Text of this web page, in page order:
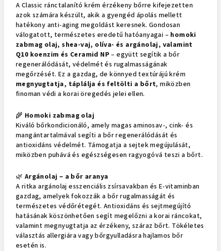
A Classic ránctalanító krém érzékeny bőrre kifejezetten
azok számára készült, akik a gyengéd ápolás mellett
hatékony anti-aging megoldást keresnek. Gondosan
válogatott, természetes eredetű hatóanyagai – homoki
zabmag olaj, shea-vaj, olíva- és argánolaj, valamint
Q10 koenzim és Ceramid NP – együtt segítik a bőr
regenerálódását, védelmét és rugalmasságának
megőrzését. Ez a gazdag, de könnyed textúrájú krém
megnyugtatja, táplálja és feltölti a bőrt, miközben
finoman védi a korai öregedés jelei ellen.
🌾 Homoki zabmag olaj
Kiváló bőrkondicionáló, amely magas aminosav-, cink- és
mangántartalmával segíti a bőr regenerálódását és
antioxidáns védelmét. Támogatja a sejtek megújulását,
miközben puhává és egészségesen ragyogóvá teszi a bőrt.
🌿 Argánolaj – a bőr aranya
A ritka argánolaj esszenciális zsírsavakban és E-vitaminban
gazdag, amelyek fokozzák a bőr rugalmasságát és
természetes védőrétegét. Antioxidáns és sejtmegújító
hatásának köszönhetően segít megelőzni a korai ráncokat,
valamint megnyugtatja az érzékeny, száraz bőrt. Tökéletes
választás allergiára vagy bőrgyulladásra hajlamos bőr
esetén is.